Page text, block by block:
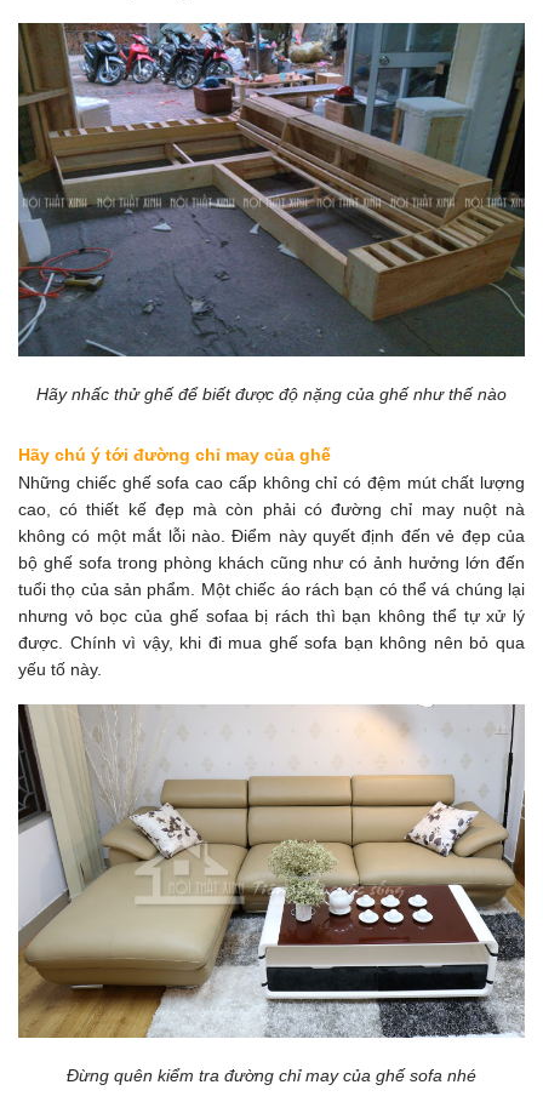
Hãy nhấc thử ghế để biết được độ nặng của ghế như thế nào
Hãy chú ý tới đường chỉ may của ghế
Những chiếc ghế sofa cao cấp không chỉ có đệm mút chất lượng
cao, có thiết kế đẹp mà còn phải có đường chỉ may nuột nà
không có một mắt lỗi nào. Điểm này quyết định đến vẻ đẹp của
bộ ghế sofa trong phòng khách cũng như có ảnh hưởng lớn đến
tuổi thọ của sản phẩm. Một chiếc áo rách bạn có thể vá chúng lại
nhưng vỏ bọc của ghế sofaa bị rách thì bạn không thể tự xử lý
được. Chính vì vậy, khi đi mua ghế sofa bạn không nên bỏ qua
yếu tố này.
Đừng quên kiểm tra đường chỉ may của ghế sofa nhé